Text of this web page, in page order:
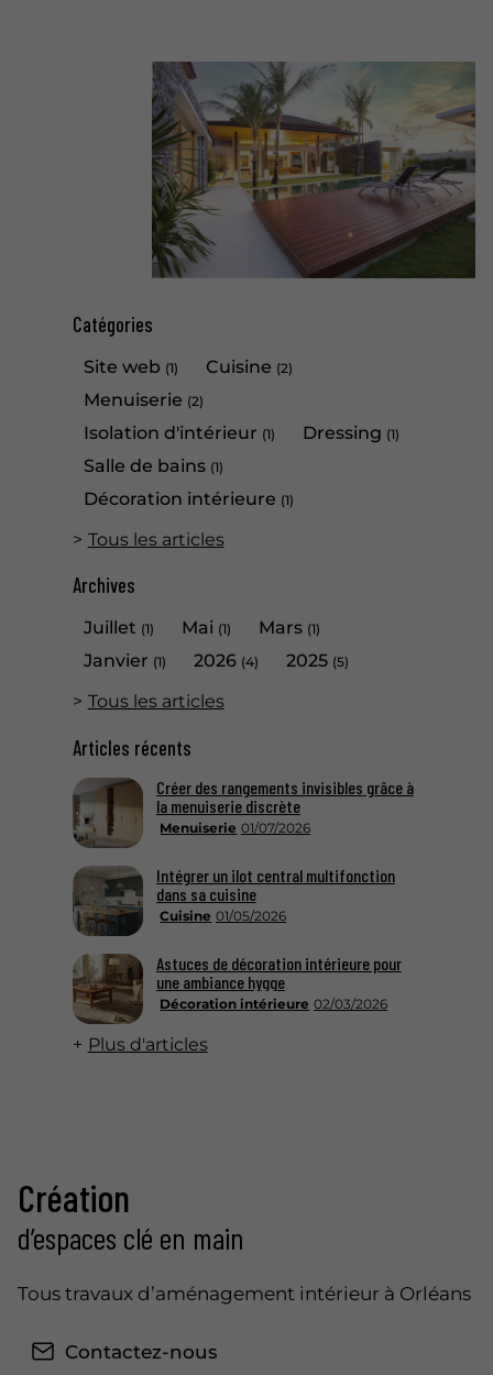
Catégories
Site web (1) Cuisine (2)
Menuiserie (2)
Isolation d'intérieur (1) Dressing (1)
Salle de bains (1)
Décoration intérieure (1)
Tous les articles
Archives
Juillet (1) Mai (1) Mars (1)
Janvier (1) 2026 (4) 2025 (5)
Tous les articles
Articles récents
Menuiserie 01/07/2026
Créer des rangements invisibles grâce à
la menuiserie discrète
Cuisine 01/05/2026
Intégrer un ilot central multifonction
dans sa cuisine
Décoration intérieure 02/03/2026
Astuces de décoration intérieure pour
une ambiance hygge
Plus d'articles
Création
d’espaces clé en main
Tous travaux d’aménagement intérieur à Orléans
Contactez-nous